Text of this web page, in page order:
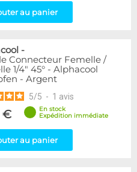
au panier
-
Connecteur Femelle /
1/4" 45° - Alphacool
- Argent
5/5 - 1 avis
€
En stock
Expédition immédiate
au panier